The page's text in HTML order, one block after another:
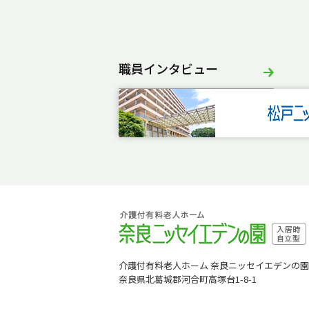
職員インタビュー
介護付有料老人ホーム 奈良ニッセイエデンの園
奈良県北葛城郡河合町高塚台1-8-1